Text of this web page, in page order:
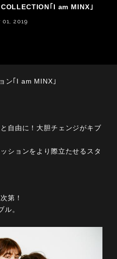
｢I am MINX｣
01, 2019
ン｢I am MINX｣
自由に！大胆チェンジがキブ
ションをより際立たせるスタ
第！
。